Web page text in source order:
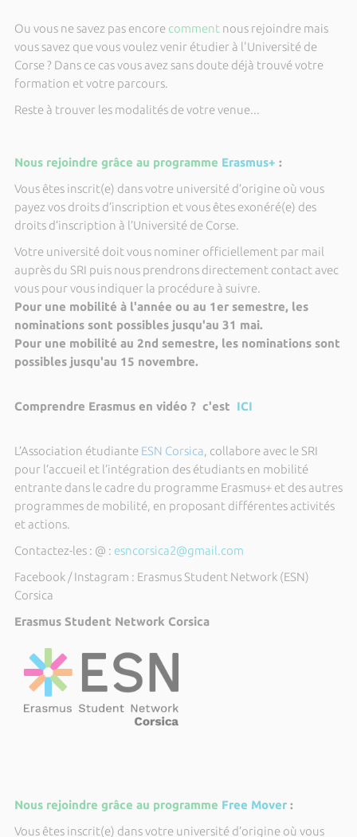
Ou vous ne savez pas encore commentnous rejoindre mais
vous savez que vous voulez venir étudier à l'Université de
Corse ? Dans ce cas vous avez sans doute déjà trouvé votre
formation et votre parcours.
Reste à trouver les modalités de votre venue...
Nous rejoindre grâce au programme Erasmus+ :
Vous êtes inscrit(e) dans votre université d’origine où vous
payez vos droits d’inscription et vous êtes exonéré(e) des
droits d’inscription à l’Université de Corse.
Votre université doit vous nominer officiellement par mail
auprès du SRI puis nous prendrons directement contact avec
vous pour vous indiquer la procédure à suivre.
Pour une mobilité à l'année ou au 1er semestre, les
nominations sont possibles jusqu'au 31 mai.
Pour une mobilité au 2nd semestre, les nominations sont
possibles jusqu'au 15 novembre.
Comprendre Erasmus en vidéo ? c'est ICI
L’Association étudiante ESN Corsica, collabore avec le SRI
pour l’accueil et l’intégration des étudiants en mobilité
entrante dans le cadre du programme Erasmus+ et des autres
programmes de mobilité, en proposant différentes activités
et actions.
Contactez-les : @ : esncorsica2@gmail.com
Facebook / Instagram : Erasmus Student Network (ESN)
Corsica
Erasmus Student Network Corsica
Nous rejoindre grâce au programme Free Mover :
Vous êtes inscrit(e) dans votre université d’origine où vous